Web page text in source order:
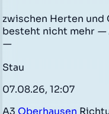
zwischen Herten und
besteht nicht mehr —
—
Stau
07.08.26, 12:07
A3 Oberhausen